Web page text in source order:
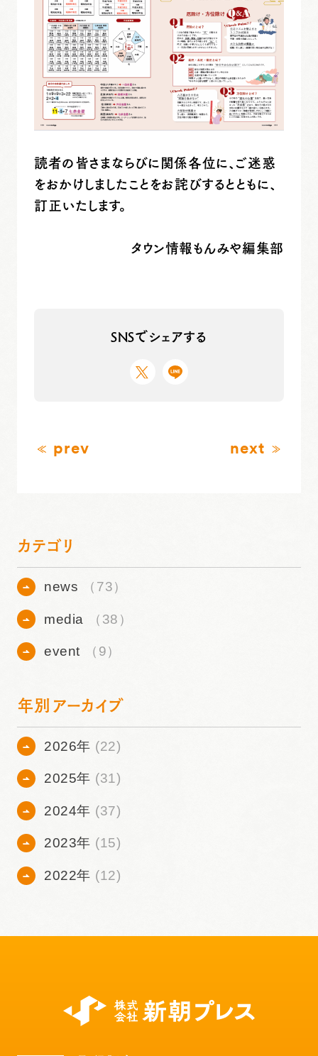
読者の皆さまならびに関係各位に、ご迷惑
をおかけしましたことをお詫びするとともに、
訂正いたします。
タウン情報もんみや編集部
SNSでシェアする
prev next
カテゴリ
news （73）
media （38）
event （9）
年別アーカイブ
2026年 (22)
2025年 (31)
2024年 (37)
2023年 (15)
2022年 (12)